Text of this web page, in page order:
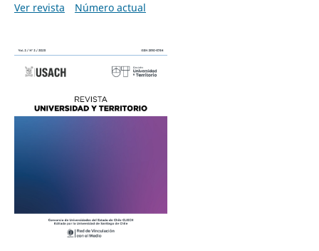
Ver revista
Número actual